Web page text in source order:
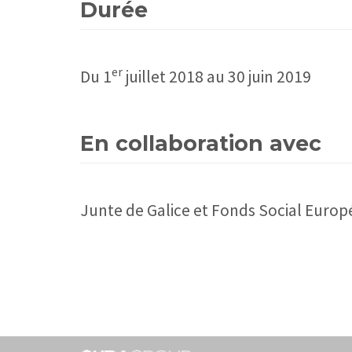
Durée
Du 1er juillet 2018 au 30 juin 2019
En collaboration avec
Junte de Galice et Fonds Social